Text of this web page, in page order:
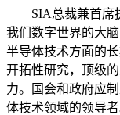
SIA总裁兼首席执
我们数字世界的大
半导体技术方面的
开拓性研究，顶级
力。国会和政府应
体技术领域的领导